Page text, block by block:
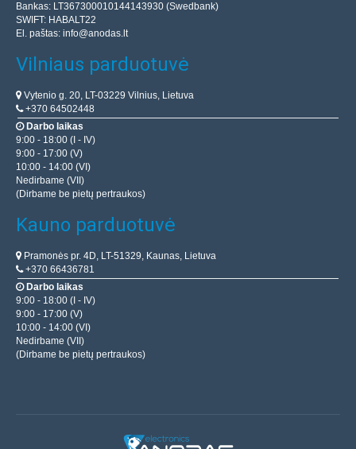
Bankas: LT367300010144143930 (Swedbank)
SWIFT: HABALT22
El. paštas: info@anodas.lt
Vilniaus parduotuvė
Vytenio g. 20, LT-03229 Vilnius, Lietuva
+370 64502448
Darbo laikas
9:00 - 18:00 (I - IV)
9:00 - 17:00 (V)
10:00 - 14:00 (VI)
Nedirbame (VII)
(Dirbame be pietų pertraukos)
Kauno parduotuvė
Pramonės pr. 4D, LT-51329, Kaunas, Lietuva
+370 66436781
Darbo laikas
9:00 - 18:00 (I - IV)
9:00 - 17:00 (V)
10:00 - 14:00 (VI)
Nedirbame (VII)
(Dirbame be pietų pertraukos)